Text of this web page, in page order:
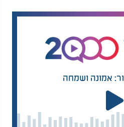
דשא ומשטחים טבעיים
מתארים ריח מיוחד כאשר
ממטרים. כביסה על חבל
נוסטלגי, אלא גם מעבדה
אמונה ושמחה